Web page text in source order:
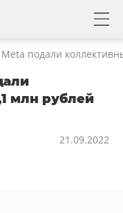
подали
млн рублей
21.09.2022